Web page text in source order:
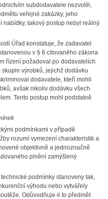
subdodavatele nezvolili,
veřejné zakázky, jeho
takový postup nebyl reálný
Úřad konstatuje, že zadavatel
v § 6 citovaného zákona
řízení požadoval po dodavatelích
výrobků, jejichž dodávku
dodavatele, kteří mohli
avšak nikoliv dodávku všech
Tento postup mohl podstatně
podmínkami v případě
rozumí vymezení charakteristik a
objektivně a jednoznačně
plnění zamýšlený
podmínky stanoveny tak,
výhodu nebo vytvářely
Odůvodňuje-li to předmět